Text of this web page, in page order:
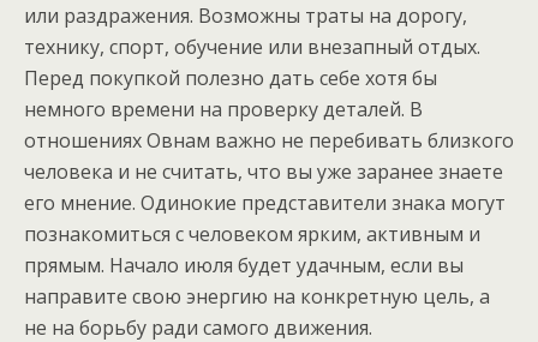
или раздражения. Возможны траты на дорогу,
технику, спорт, обучение или внезапный отдых.
Перед покупкой полезно дать себе хотя бы
немного времени на проверку деталей. В
отношениях Овнам важно не перебивать близкого
человека и не считать, что вы уже заранее знаете
его мнение. Одинокие представители знака могут
познакомиться с человеком ярким, активным и
прямым. Начало июля будет удачным, если вы
направите свою энергию на конкретную цель, а
не на борьбу ради самого движения.